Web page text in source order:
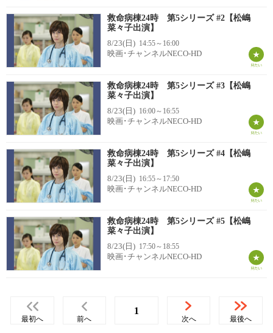
救命病棟24時 第5シリーズ #2【松嶋
菜々子出演】
8/23(日) 14:55～16:00
映画･チャンネルNECO-HD
救命病棟24時 第5シリーズ #3【松嶋
菜々子出演】
8/23(日) 16:00～16:55
映画･チャンネルNECO-HD
救命病棟24時 第5シリーズ #4【松嶋
菜々子出演】
8/23(日) 16:55～17:50
映画･チャンネルNECO-HD
救命病棟24時 第5シリーズ #5【松嶋
菜々子出演】
8/23(日) 17:50～18:55
映画･チャンネルNECO-HD
最初へ 前へ
1
次へ 最後へ